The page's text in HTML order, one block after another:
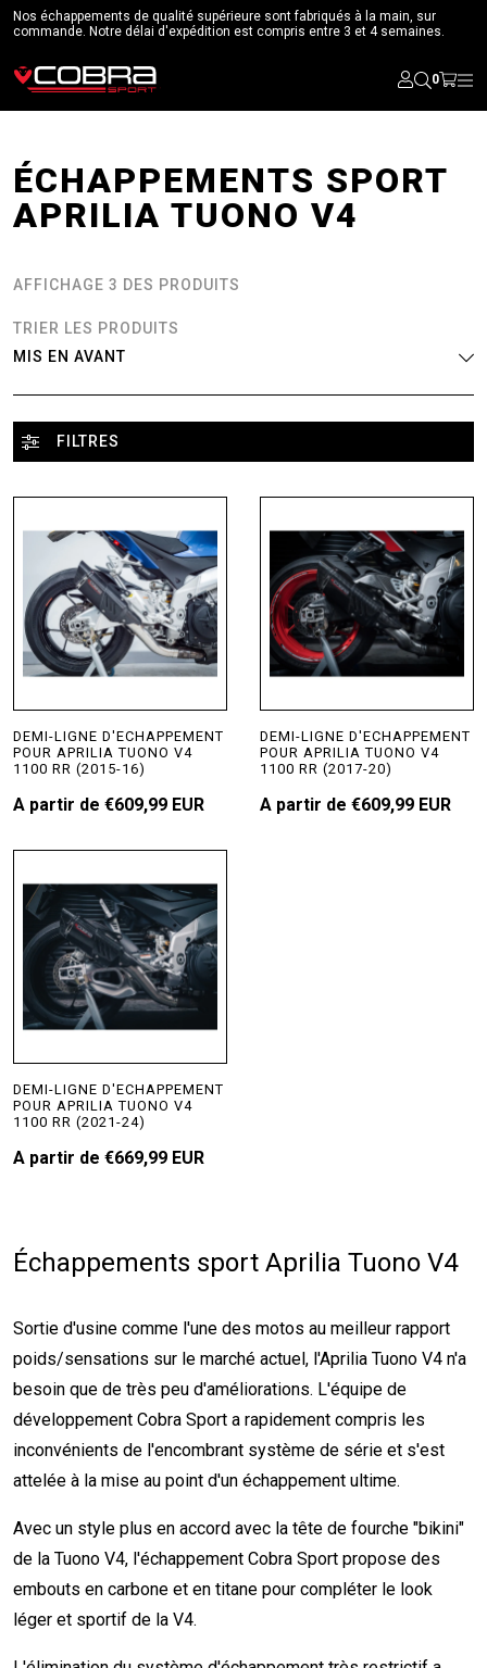
Nos échappements de qualité supérieure sont fabriqués à la main, sur
commande. Notre délai d'expédition est compris entre 3 et 4 semaines.
0
ÉCHAPPEMENTS SPORT
APRILIA TUONO V4
AFFICHAGE 3 DES PRODUITS
TRIER LES PRODUITS
FILTRES
DEMI-LIGNE D'ECHAPPEMENT
POUR APRILIA TUONO V4
1100 RR (2015-16)
A partir de €609,99 EUR
DEMI-LIGNE D'ECHAPPEMENT
POUR APRILIA TUONO V4
1100 RR (2017-20)
A partir de €609,99 EUR
DEMI-LIGNE D'ECHAPPEMENT
POUR APRILIA TUONO V4
1100 RR (2021-24)
A partir de €669,99 EUR
Échappements sport Aprilia Tuono V4
Sortie d'usine comme l'une des motos au meilleur rapport
poids/sensations sur le marché actuel, l'Aprilia Tuono V4 n'a
besoin que de très peu d'améliorations. L'équipe de
développement Cobra Sport a rapidement compris les
inconvénients de l'encombrant système de série et s'est
attelée à la mise au point d'un échappement ultime.
Avec un style plus en accord avec la tête de fourche "bikini"
de la Tuono V4, l'échappement Cobra Sport propose des
embouts en carbone et en titane pour compléter le look
léger et sportif de la V4.